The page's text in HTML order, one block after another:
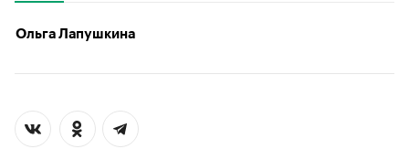
Ольга Лапушкина